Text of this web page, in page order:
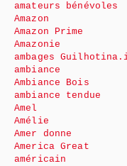
amateurs bénévoles
Amazon
Amazon Prime
Amazonie
ambages
ambiance
Ambiance Bois
ambiance tendue
Amel
Amélie
Amer donne
America Great
américain